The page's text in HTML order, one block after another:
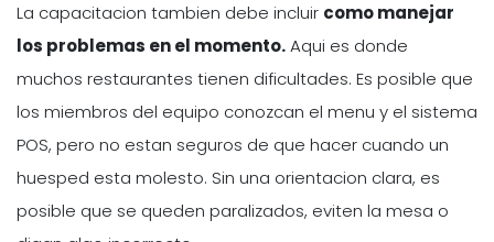
La capacitacion tambien debe incluir como manejar
los problemas en el momento.Aqui es donde
muchos restaurantes tienen dificultades. Es posible que
los miembros del equipo conozcan el menu y el sistema
POS, pero no estan seguros de que hacer cuando un
huesped esta molesto. Sin una orientacion clara, es
posible que se queden paralizados, eviten la mesa o